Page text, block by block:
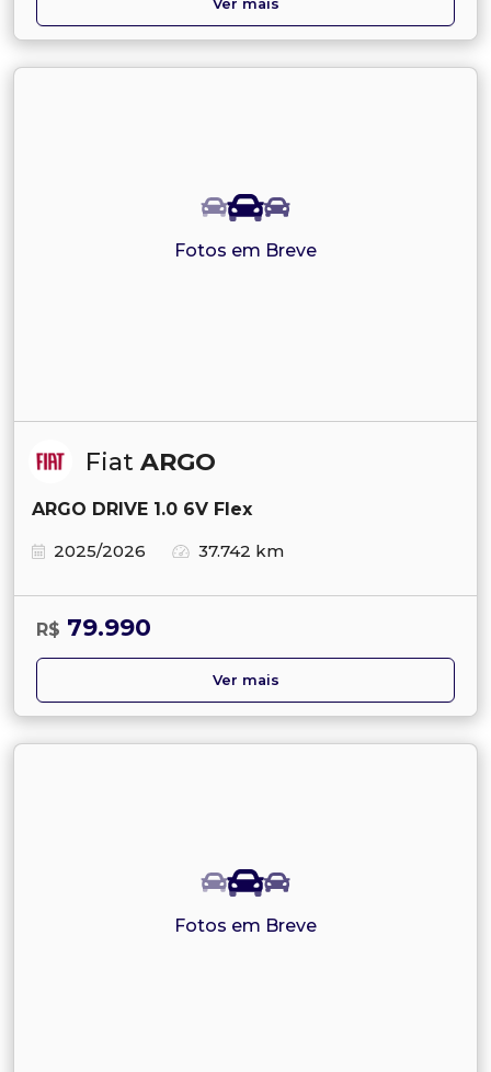
Ver mais
Fotos em Breve
Fiat ARGO
ARGO DRIVE 1.0 6V Flex
2025/2026
37.742 km
R$ 79.990
Ver mais
Fotos em Breve